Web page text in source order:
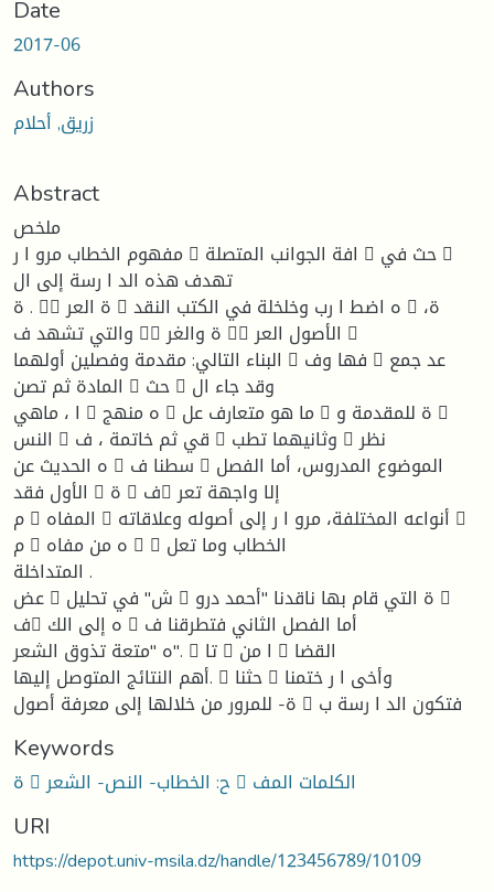
Date
2017-06
Authors
زریق, أحلام
Abstract
ملخص
مفهوم الخطاب مرو ا ر 􀁂 افة الجوانب المتصلة 􀀟 حث في 􀁂
تهدف هذه الد ا رسة إلى ال
ة . 􀀩􀀦 ة العر 􀀩 ه اضط ا رب وخلخلة في الكتب النقد 􀀩 ة،
والتي تشهد ف 􀀩􀀦 ة والغر 􀀩􀀦 الأصول العر 􀁂
البناء التالي: مقدمة وفصلین أولهما 􀁚 فها وف 􀀩 عد جمع
المادة ثم تصن 􀁂 حث 􀁂 وقد جاء ال
ا ، ماهي 􀀩 ه منهج 􀀩 ما هو متعارف عل 􀀟 ة للمقدمة و 􀁂
النس 􀁂 قي ثم خاتمة ، ف 􀀩 وثانیهما تطب 􀀳 نظر
ه الحدیث عن 􀀩 سطنا ف 􀁂 الموضوع المدروس، أما الفصل
الأول فقد 􀁂 ة 􀀩 ف􀀢 إلا واجهة تعر
م 􀀩 المفاه 􀁂 أنواعه المختلفة، مرو ا ر إلى أصوله وعلاقاته 􀁂
م 􀀩 ه من مفاه 􀁂 􀁚 الخطاب وما تعل
المتداخلة .
عض 􀁂 ش" في تحلیل 􀀩 ة التي قام بها ناقدنا "أحمد درو 􀀩
ف􀀩 ه إلى الك 􀀩 أما الفصل الثاني فتطرقنا ف
ه "متعة تذوق الشعر". 􀁂 تا 􀀟 ا من 􀀩 القضا
أهم النتائج المتوصل إلیها. 􀁂 حثنا 􀁂 وأخی ا ر ختمنا
ة- للمرور من خلالها إلى معرفة أصول 􀀩 فتكون الد ا رسة ب
Keywords
ة 􀀢 ح: الخطاب- النص- الشعر 􀀈 الكلمات المف
URI
https://depot.univ-msila.dz/handle/123456789/10109